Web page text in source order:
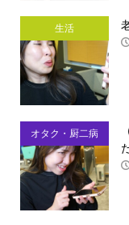
生活
オタク・厨二病